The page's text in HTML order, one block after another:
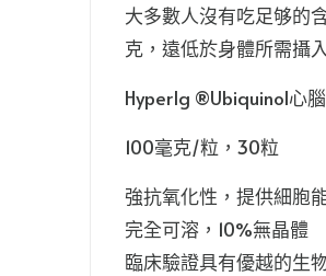
大多數人沒有吃足够的
克，遠低於身體所需攝
HyperIg ®Ubiquinol心
100毫克/粒，30粒
強抗氧化性，提供細胞
完全可溶，10%無晶體
臨床驗證具有優越的生